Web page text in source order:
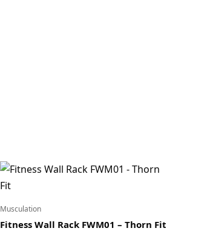
Musculation
Fitness Wall Rack FWM01 – Thorn Fit